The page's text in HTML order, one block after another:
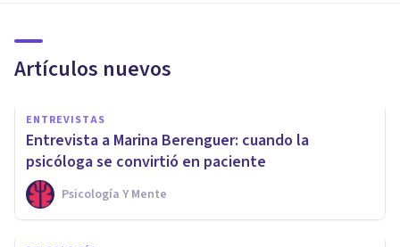
Artículos nuevos
ENTREVISTAS
Entrevista a Marina Berenguer: cuando la
psicóloga se convirtió en paciente
Psicología Y Mente